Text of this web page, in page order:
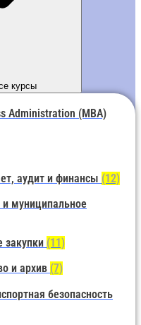
курсы
Administration (MBA)
аудит и финансы (12)
и муниципальное
закупки (11)
и архив (7)
безопасность